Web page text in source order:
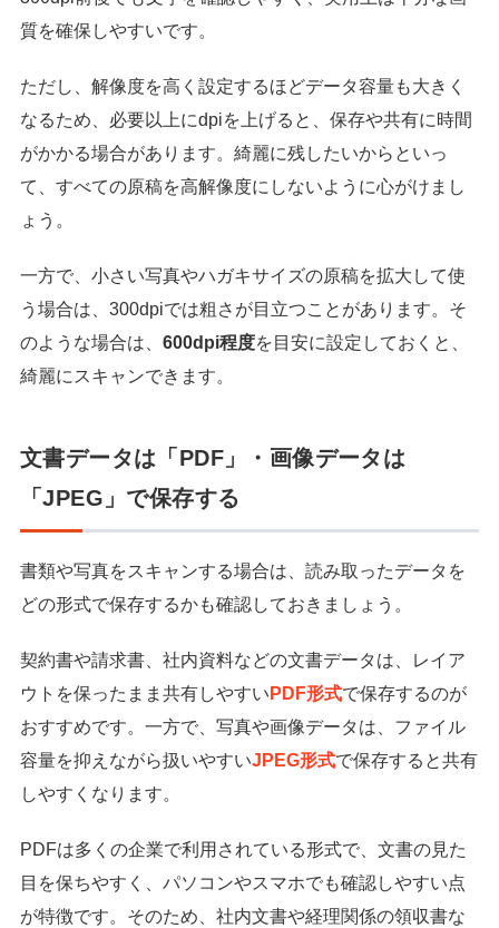
質を確保しやすいです。
ただし、解像度を高く設定するほどデータ容量も大きく
なるため、必要以上にdpiを上げると、保存や共有に時間
がかかる場合があります。綺麗に残したいからといっ
て、すべての原稿を高解像度にしないように心がけまし
ょう。
一方で、小さい写真やハガキサイズの原稿を拡大して使
う場合は、300dpiでは粗さが目立つことがあります。そ
のような場合は、 600dpi程度を目安に設定しておくと、
綺麗にスキャンできます。
文書データは「PDF」・画像データは
「JPEG」で保存する
書類や写真をスキャンする場合は、読み取ったデータを
どの形式で保存するかも確認しておきましょう。
契約書や請求書、社内資料などの文書データは、レイア
ウトを保ったまま共有しやすい PDF形式で保存するのが
おすすめです。一方で、写真や画像データは、ファイル
容量を抑えながら扱いやすいJPEG形式で保存すると共有
しやすくなります。
PDFは多くの企業で利用されている形式で、文書の見た
目を保ちやすく、パソコンやスマホでも確認しやすい点
が特徴です。そのため、社内文書や経理関係の領収書な